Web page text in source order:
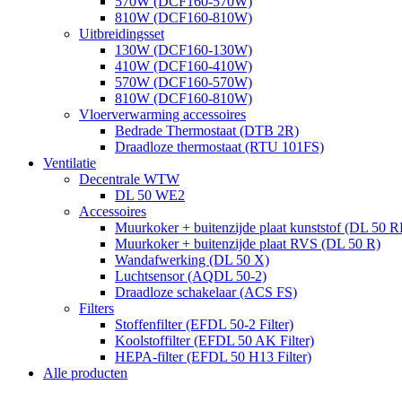
810W (DCF160-810W)
Uitbreidingsset
130W (DCF160-130W)
410W (DCF160-410W)
570W (DCF160-570W)
810W (DCF160-810W)
Vloerverwarming accessoires
Bedrade Thermostaat (DTB 2R)
Draadloze thermostaat (RTU 101FS)
Ventilatie
Decentrale WTW
DL 50 WE2
Accessoires
Muurkoker + buitenzijde plaat kunststof (DL 50
Muurkoker + buitenzijde plaat RVS (DL 50 R)
Wandafwerking (DL 50 X)
Luchtsensor (AQDL 50-2)
Draadloze schakelaar (ACS FS)
Filters
Stoffenfilter (EFDL 50-2 Filter)
Koolstoffilter (EFDL 50 AK Filter)
HEPA-filter (EFDL 50 H13 Filter)
Alle producten